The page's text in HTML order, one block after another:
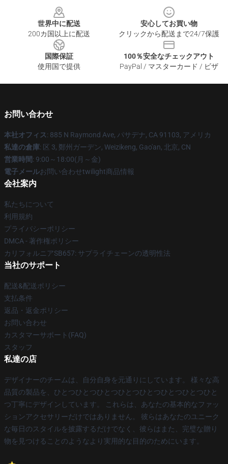
世界中に配送
200カ国以上に配送
安心してお買い物
クリックから配送まで24/7保護
国際保証
使用国で提供
100％安全なチェックアウト
PayPal / マスターカード / ビザ
お問い合わせ
本社オフィス: 885 N Raymond Ave, パサデナ, CA 91103, アメリカ
私達の倉庫: 区 3, 鄭州ガーデン, Weizikeng, Gao'an, 北京, CN
営業時間: 9:00～18:00(月～金)
電子メールお問い合わせtwilight商品情報
会社案内
私たちについて
利用規約
プライバシーポリシー
DMCA - 著作権ポリシー
カリフォルニアSB657: サプライチェーンの透明性法
当社のサポート
配送&配送ポリシー
支払条件
返品・返金ポリシー
お問い合わせ
カスタマーサポート(FAQ)
スタッフ
私達の店
デザイナーのチームは、自分自身を元通りにしています。 様々な高
品質の製品を、ひとつひとつひとつひとつひとつひとつひとつひと
つ丁寧にデザインしています。 これらは、あなたの基本的なファッ
ションアクセサリーだけではありません。 彼らはあなたのユニーク
な毎日のスタイルを披露するだけでなく、彼らはまた、完璧な贈り
物を見つけることのようなより実用的な目的のためにいます。